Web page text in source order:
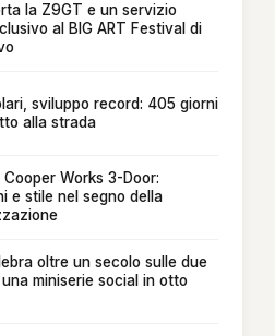
la Z9GT e un servizio
al BIG ART Festival di
sviluppo record: 405 giorni
alla strada
Cooper Works 3-Door:
e stile nel segno della
oltre un secolo sulle due
miniserie social in otto